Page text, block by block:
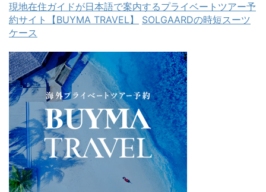
現地在住ガイドが日本語で案内するプライベートツアー予
約サイト【BUYMA TRAVEL】
SOLGAARDの時短スーツ
ケース